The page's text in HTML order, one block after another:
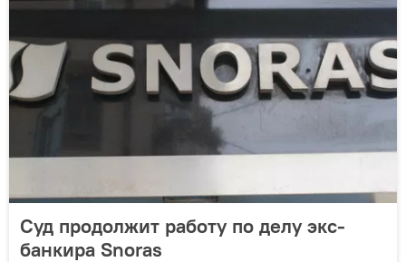
Суд продолжит работу по делу экс-
банкира Snoras